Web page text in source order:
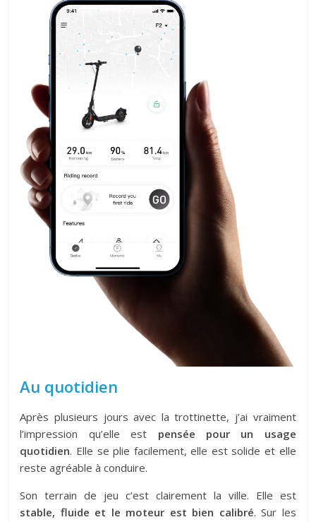
Au quotidien
Après plusieurs jours avec la trottinette, j’ai vraiment
l’impression qu’elle est pensée pour un usage
quotidien. Elle se plie facilement, elle est solide et elle
reste agréable à conduire.
Son terrain de jeu c’est clairement la ville. Elle est
stable, fluide et le moteur est bien calibré. Sur les